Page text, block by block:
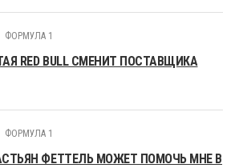
ФОРМУЛА 1
RED BULL СМЕНИТ ПОСТАВЩИКА
ФОРМУЛА 1
ФЕТТЕЛЬ МОЖЕТ ПОМОЧЬ МНЕ В